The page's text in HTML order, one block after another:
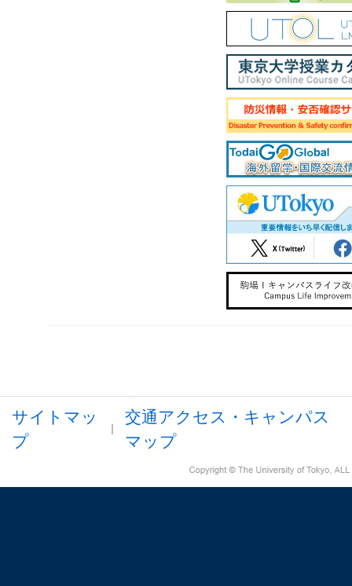
サイトマッ
プ
交通アクセス・キャンパス
マップ